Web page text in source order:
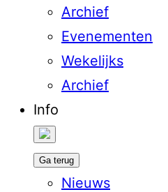
Archief
Evenementen
Wekelijks
Archief
Info
Ga terug
Nieuws